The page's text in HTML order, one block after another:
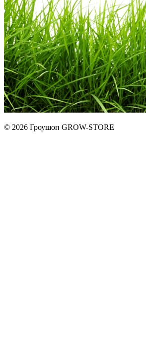
© 2026 Гроушоп GROW-STORE